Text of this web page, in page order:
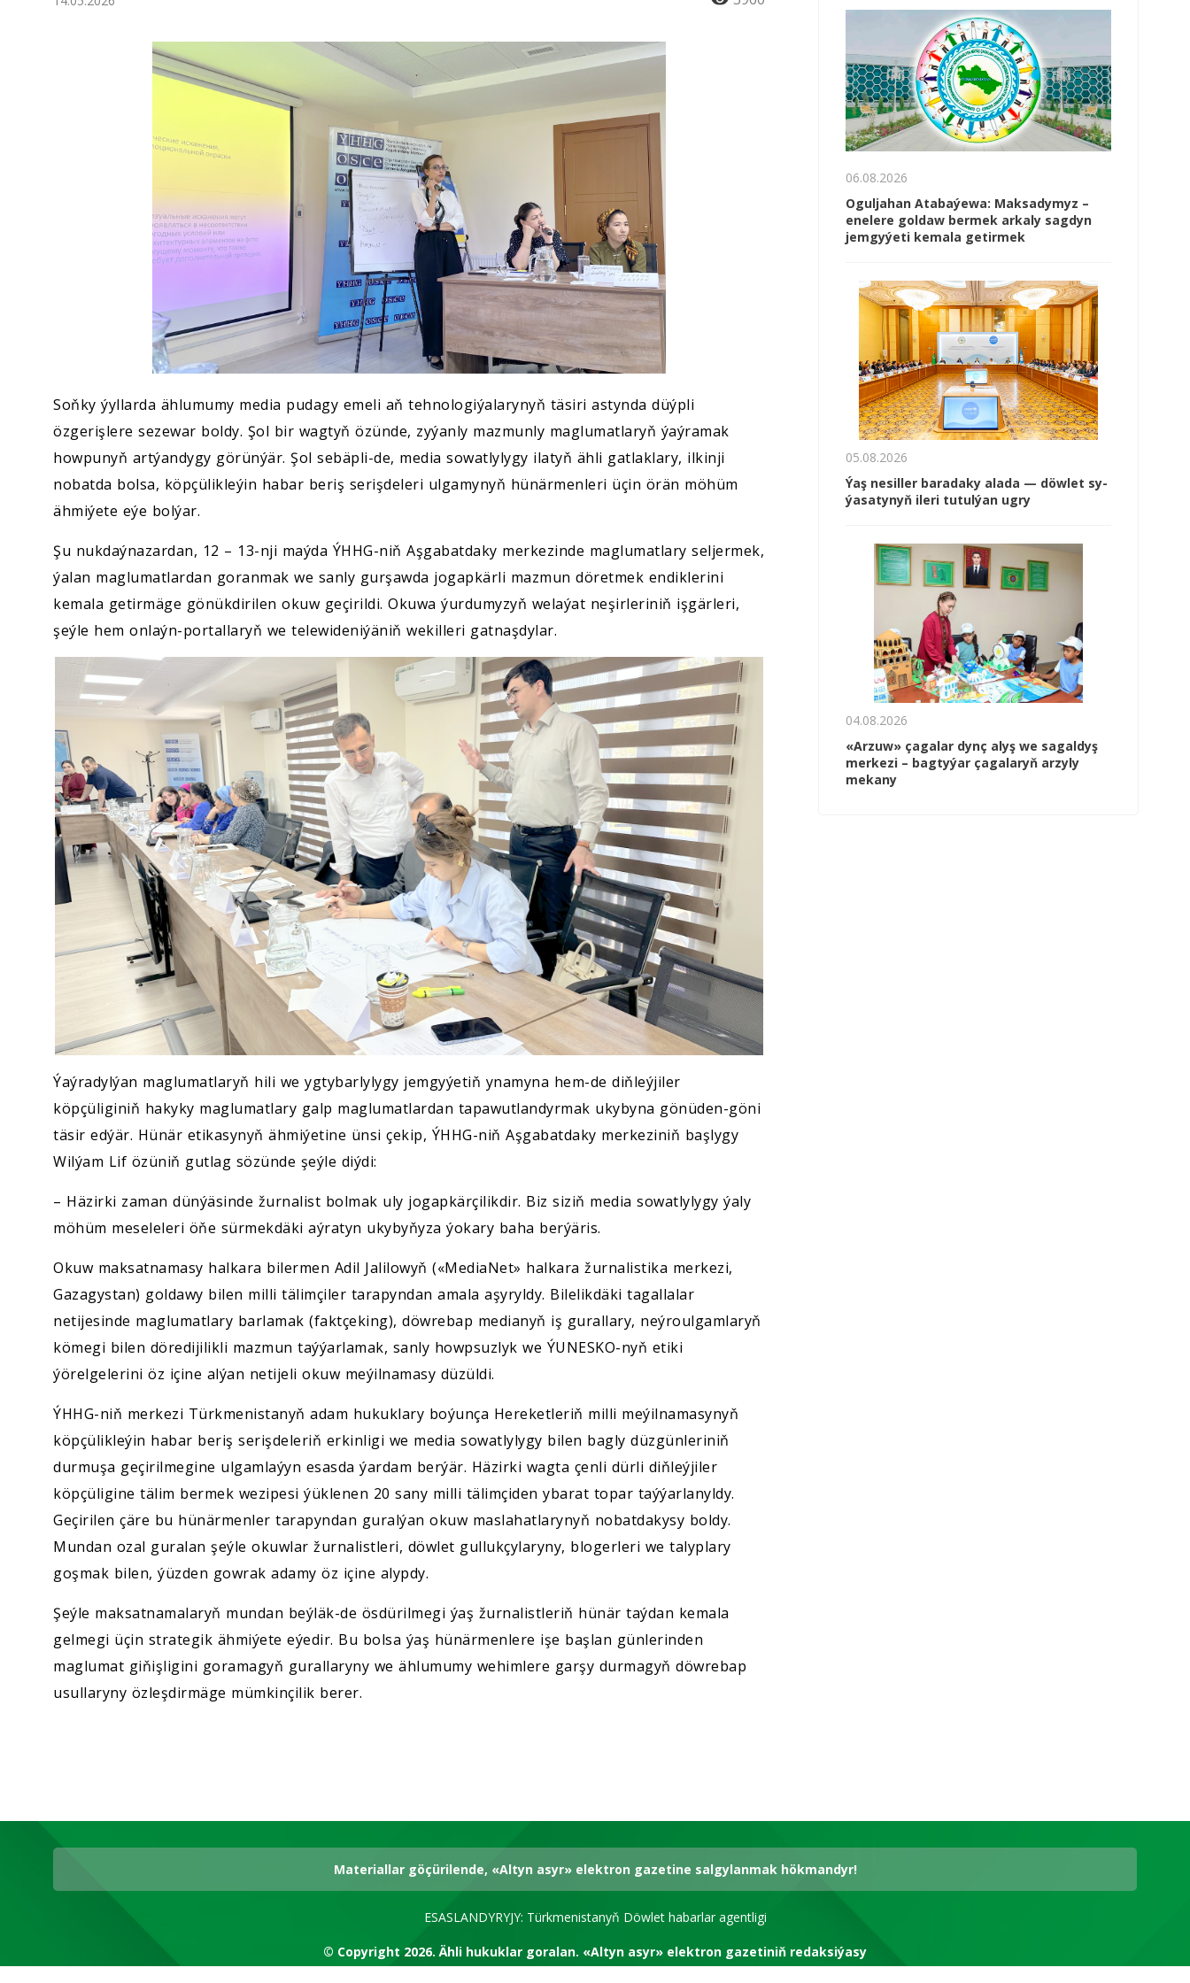
Medeniýet
Ylym
Soňky ýyllarda ählumumy media pudagy emeli aň tehnologiýalarynyň täsiri astynda düýpli
özgerişlere sezewar boldy. Şol bir wagtyň özünde, zyýanly mazmunly maglumatlaryň ýaýramak
howpunyň artýandygy görünýär. Şol sebäpli-de, media sowatlylygy ilatyň ähli gatlaklary, ilkinji
nobatda bolsa, köpçülikleýin habar beriş serişdeleri ulgamynyň hünärmenleri üçin örän möhüm
ähmiýete eýe bolýar.
Şu nukdaýnazardan, 12 – 13-nji maýda ÝHHG-niň Aşgabatdaky merkezinde maglumatlary seljermek,
ýalan maglumatlardan goranmak we sanly gurşawda jogapkärli mazmun döretmek endiklerini
kemala getirmäge gönükdirilen okuw geçirildi. Okuwa ýurdumyzyň welaýat neşirleriniň işgärleri,
şeýle hem onlaýn-portallaryň we telewideniýäniň wekilleri gatnaşdylar.
Ýaýradylýan maglumatlaryň hili we ygtybarlylygy jemgyýetiň ynamyna hem-de diňleýjiler
köpçüliginiň hakyky maglumatlary galp maglumatlardan tapawutlandyrmak ukybyna gönüden-göni
täsir edýär. Hünär etikasynyň ähmiýetine ünsi çekip, ÝHHG-niň Aşgabatdaky merkeziniň başlygy
Wilýam Lif özüniň gutlag sözünde şeýle diýdi:
– Häzirki zaman dünýäsinde žurnalist bolmak uly jogapkärçilikdir. Biz siziň media sowatlylygy ýaly
möhüm meseleleri öňe sürmekdäki aýratyn ukybyňyza ýokary baha berýäris.
Okuw maksatnamasy halkara bilermen Adil Jalilowyň («MediaNet» halkara žurnalistika merkezi,
Gazagystan) goldawy bilen milli tälimçiler tarapyndan amala aşyryldy. Bilelikdäki tagallalar
netijesinde maglumatlary barlamak (faktçeking), döwrebap medianyň iş gurallary, neýroulgamlaryň
kömegi bilen döredijilikli mazmun taýýarlamak, sanly howpsuzlyk we ÝUNESKO-nyň etiki
ýörelgelerini öz içine alýan netijeli okuw meýilnamasy düzüldi.
ÝHHG-niň merkezi Türkmenistanyň adam hukuklary boýunça Hereketleriň milli meýilnamasynyň
köpçülikleýin habar beriş serişdeleriň erkinligi we media sowatlylygy bilen bagly düzgünleriniň
durmuşa geçirilmegine ulgamlaýyn esasda ýardam berýär. Häzirki wagta çenli dürli diňleýjiler
köpçüligine tälim bermek wezipesi ýüklenen 20 sany milli tälimçiden ybarat topar taýýarlanyldy.
Geçirilen çäre bu hünärmenler tarapyndan guralýan okuw maslahatlarynyň nobatdakysy boldy.
Mundan ozal guralan şeýle okuwlar žurnalistleri, döwlet gullukçylaryny, blogerleri we talyplary
goşmak bilen, ýüzden gowrak adamy öz içine alypdy.
Şeýle maksatnamalaryň mundan beýläk-de ösdürilmegi ýaş žurnalistleriň hünär taýdan kemala
gelmegi üçin strategik ähmiýete eýedir. Bu bolsa ýaş hünärmenlere işe başlan günlerinden
maglumat giňişligini goramagyň gurallaryny we ählumumy wehimlere garşy durmagyň döwrebap
usullaryny özleşdirmäge mümkinçilik berer.
06.08.2026
Oguljahan Atabaýewa: Maksadymyz –
enelere goldaw bermek arkaly sagdyn
jemgyýeti kemala getirmek
05.08.2026
Ýaş ne­sil­ler ba­ra­da­ky ala­da — döw­let sy­
ýa­sa­ty­nyň ile­ri tu­tul­ýan ug­ry
04.08.2026
«Arzuw» çagalar dynç alyş we sagaldyş
merkezi – bagtyýar çagalaryň arzyly
mekany
Materiallar göçürilende, «Altyn asyr» elektron gazetine salgylanmak hökmandyr!
ESASLANDYRYJY: Türkmenistanyň Döwlet habarlar agentligi
© Copyright 2026.Ähli hukuklar goralan. «Altyn asyr» elektron gazetiniň redaksiýasy